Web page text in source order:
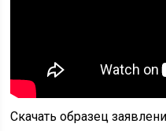
Скачать образец